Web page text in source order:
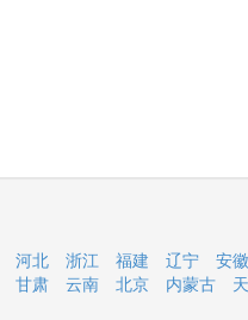
河北 浙江 福建 辽宁 安徽
甘肃 云南 北京 内蒙古